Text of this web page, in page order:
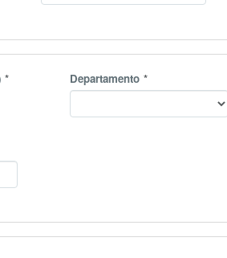
Departamento